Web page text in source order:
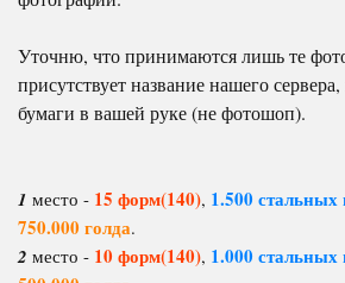
Уточню, что принимаются лишь те
присутствует название нашего
бумаги в вашей руке (не фотошоп).
1 место - 15 форм(140), 1.500
750.000 голда.
2 место - 10 форм(140), 1.000